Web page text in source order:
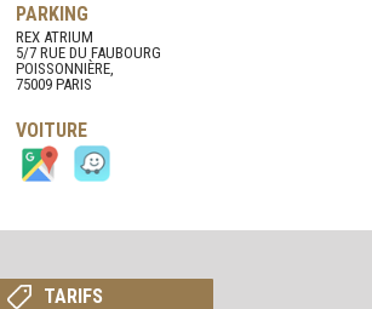
PARKING
REX ATRIUM
5/7 RUE DU FAUBOURG
POISSONNIÈRE,
75009 PARIS
VOITURE
TARIFS